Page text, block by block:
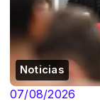
Noticias
07/08/2026